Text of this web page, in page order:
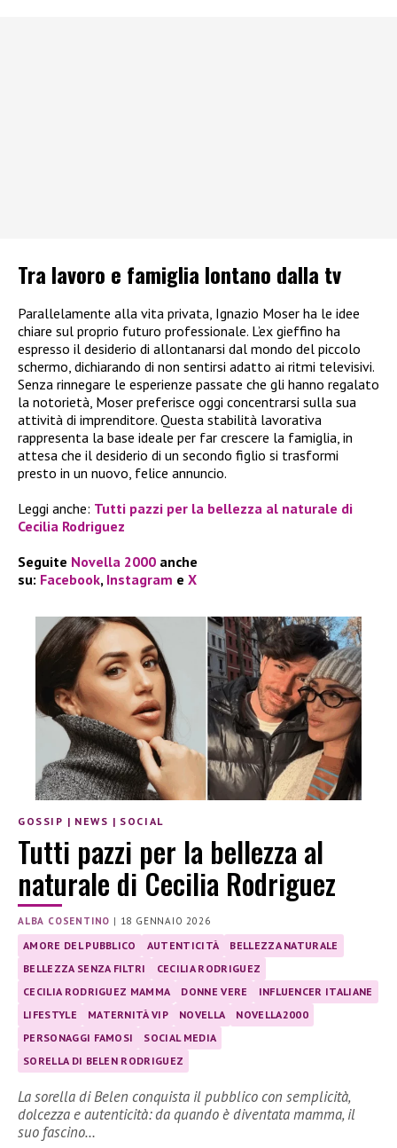
Tra lavoro e famiglia lontano dalla tv
Parallelamente alla vita privata, Ignazio Moser ha le idee
chiare sul proprio futuro professionale. L’ex gieffino ha
espresso il desiderio di allontanarsi dal mondo del piccolo
schermo, dichiarando di non sentirsi adatto ai ritmi televisivi.
Senza rinnegare le esperienze passate che gli hanno regalato
la notorietà, Moser preferisce oggi concentrarsi sulla sua
attività di imprenditore. Questa stabilità lavorativa
rappresenta la base ideale per far crescere la famiglia, in
attesa che il desiderio di un secondo figlio si trasformi
presto in un nuovo, felice annuncio.
Leggi anche: Tutti pazzi per la bellezza al naturale di
Cecilia Rodriguez
Seguite Novella 2000 anche
su: Facebook, Instagram e X
GOSSIP | NEWS | SOCIAL
Tutti pazzi per la bellezza al
naturale di Cecilia Rodriguez
ALBA COSENTINO | 18 GENNAIO 2026
AMORE DEL PUBBLICO AUTENTICITÀ
BELLEZZA NATURALE
BELLEZZA SENZA FILTRI
CECILIA RODRIGUEZ
CECILIA RODRIGUEZ MAMMA
DONNE VERE
INFLUENCER ITALIANE
LIFESTYLE
MATERNITÀ VIP NOVELLA
NOVELLA2000
PERSONAGGI FAMOSI
SOCIAL MEDIA
SORELLA DI BELEN RODRIGUEZ
La sorella di Belen conquista il pubblico con semplicità,
dolcezza e autenticità: da quando è diventata mamma, il
suo fascino…